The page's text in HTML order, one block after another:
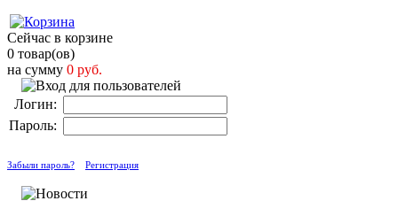
Сейчас в корзине
0 товар(ов)
на сумму 0 руб.
Логин:
Пароль:
Забыли пароль? Регистрация